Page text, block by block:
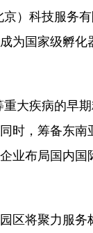
）科技服务
为国家级孵
大疾病的早
时，筹备东南
业布局国内国
将聚力服务